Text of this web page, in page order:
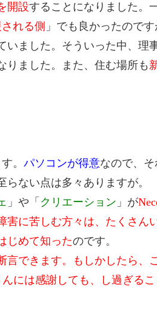
開設することになりました。
れる側 」でも良かったので
いました。そういった中、理
りました。また、住む場所も
。 パソコンが得意なので、そ
らない点は多々ありますが。
」や「 クリエーション 」が
害に苦しむ方々は、たくさん
じめて知ったのです。
できます。もしかしたら、
には感謝しても、し過ぎる